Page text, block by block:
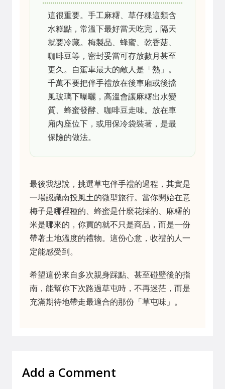
這很重要。手工麻糬、草仔粿這類含
水糕點，常溫下最好當天吃完，隔天
就要冷藏。梅製品、蜂蜜、乾香菇、
咖啡豆等，密封妥當可存放數月甚至
更久。自駕車最大的敵人是「熱」。
千萬不要把伴手禮放在後車廂或後擋
風玻璃下曝曬，高溫會讓麻糬出水變
質、蜂蜜發酵、咖啡豆走味。放在車
廂內座位下，或用保冷袋裝著，是最
保險的做法。
最後我想說，挑選草屯伴手禮的過程，其實是
一場認識南投風土的微型旅行。當你開始在意
梅子是哪裡種的、蜂蜜是什麼花採的、麻糬的
米是哪來的，你買的就不只是商品，而是一份
帶著土地溫度的禮物。這份心意，收禮的人一
定能感受到。
希望這份來自多次親身踩點、甚至碰壁後的指
南，能幫你下次路過草屯時，不再迷茫，而是
充滿期待地帶走最適合的那份「草屯味」。
Add a Comment